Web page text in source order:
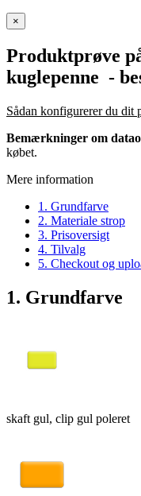
×
Produktprøve
kuglepenne -
Sådan konfigurerer du dit
Bemærkninger om
købet.
Mere information
1. Grundfarve
2. Materiale strop
3. Prisoversigt
4. Tilvalg
5. Checkout og
1. Grundfarve
skaft gul, clip gul poleret